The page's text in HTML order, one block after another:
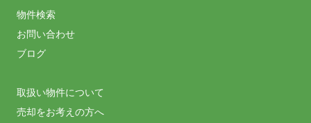
物件検索
お問い合わせ
ブログ
取扱い物件について
売却をお考えの方へ